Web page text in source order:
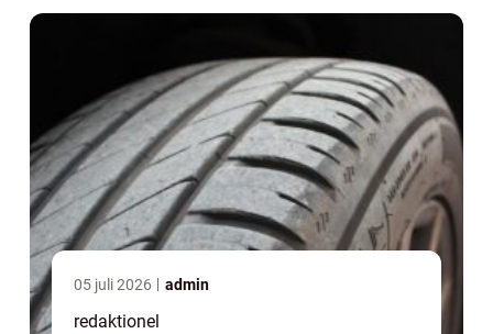
05 juli 2026 admin
redaktionel